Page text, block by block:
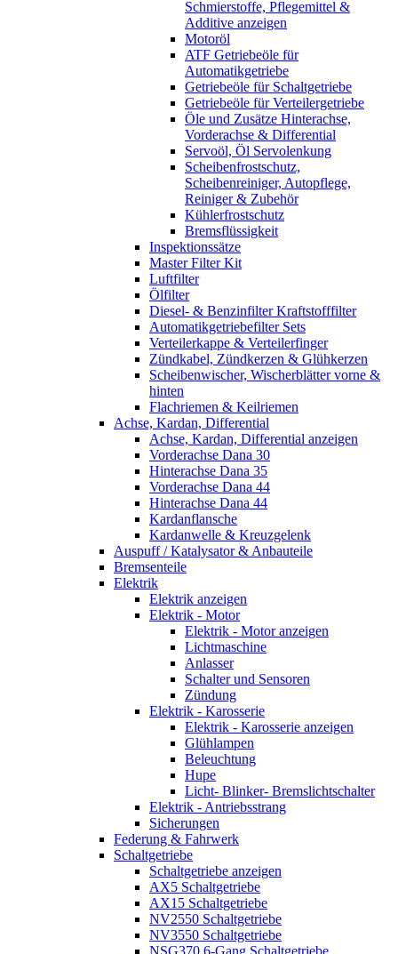
Schmierstoffe, Pflegemittel &
Additive anzeigen
Motoröl
ATF Getriebeöle für
Automatikgetriebe
Getriebeöle für Schaltgetriebe
Getriebeöle für Verteilergetriebe
Öle und Zusätze Hinterachse,
Vorderachse & Differential
Servoöl, Öl Servolenkung
Scheibenfrostschutz,
Scheibenreiniger, Autopflege,
Reiniger & Zubehör
Kühlerfrostschutz
Bremsflüssigkeit
Inspektionssätze
Master Filter Kit
Luftfilter
Ölfilter
Diesel- & Benzinfilter Kraftstofffilter
Automatikgetriebefilter Sets
Verteilerkappe & Verteilerfinger
Zündkabel, Zündkerzen & Glühkerzen
Scheibenwischer, Wischerblätter vorne &
hinten
Flachriemen & Keilriemen
Achse, Kardan, Differential
Achse, Kardan, Differential anzeigen
Vorderachse Dana 30
Hinterachse Dana 35
Vorderachse Dana 44
Hinterachse Dana 44
Kardanflansche
Kardanwelle & Kreuzgelenk
Auspuff / Katalysator & Anbauteile
Bremsenteile
Elektrik
Elektrik anzeigen
Elektrik - Motor
Elektrik - Motor anzeigen
Lichtmaschine
Anlasser
Schalter und Sensoren
Zündung
Elektrik - Karosserie
Elektrik - Karosserie anzeigen
Glühlampen
Beleuchtung
Hupe
Licht- Blinker- Bremslichtschalter
Elektrik - Antriebsstrang
Sicherungen
Federung & Fahrwerk
Schaltgetriebe
Schaltgetriebe anzeigen
AX5 Schaltgetriebe
AX15 Schaltgetriebe
NV2550 Schaltgetriebe
NV3550 Schaltgetriebe
NSG370 6-Gang Schaltgetriebe